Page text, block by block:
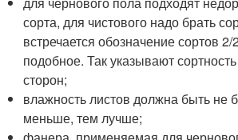
сорта, для чистового надо брать
встречается обозначение сортов
подобное. Так указывают
сторон;
влажность листов должна быть не
меньше, тем лучше;